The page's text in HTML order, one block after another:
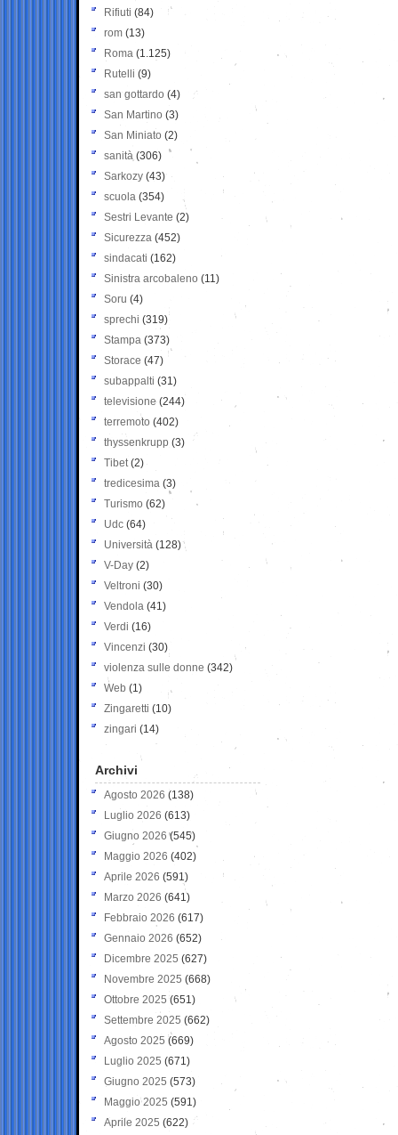
Rifiuti (84)
rom (13)
Roma (1.125)
Rutelli (9)
san gottardo (4)
San Martino (3)
San Miniato (2)
sanità (306)
Sarkozy (43)
scuola (354)
Sestri Levante (2)
Sicurezza (452)
sindacati (162)
Sinistra arcobaleno (11)
Soru (4)
sprechi (319)
Stampa (373)
Storace (47)
subappalti (31)
televisione(244)
terremoto (402)
thyssenkrupp (3)
Tibet(2)
tredicesima (3)
Turismo (62)
Udc (64)
Università (128)
V-Day (2)
Veltroni (30)
Vendola (41)
Verdi (16)
Vincenzi (30)
violenza sulle donne (342)
Web (1)
Zingaretti (10)
zingari (14)
Archivi
Agosto 2026 (138)
Luglio 2026 (613)
Giugno 2026 (545)
Maggio 2026 (402)
Aprile 2026 (591)
Marzo 2026 (641)
Febbraio 2026 (617)
Gennaio 2026 (652)
Dicembre 2025 (627)
Novembre 2025 (668)
Ottobre 2025 (651)
Settembre 2025 (662)
Agosto 2025 (669)
Luglio 2025 (671)
Giugno 2025 (573)
Maggio 2025 (591)
Aprile 2025 (622)